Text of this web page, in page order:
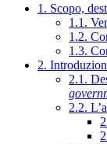
1. Scopo,
1.1.
1.2.
1.3.
2.
2.1.
2.2.